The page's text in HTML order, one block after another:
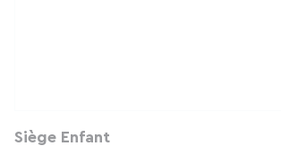
Siège Enfant